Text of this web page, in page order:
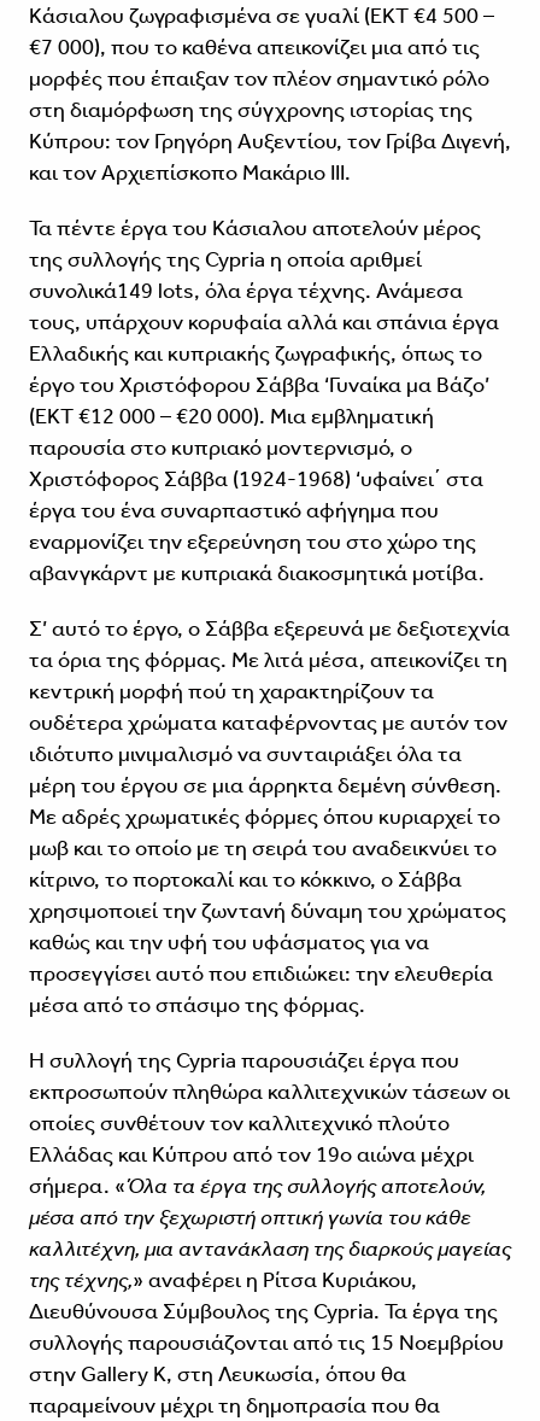
Κάσιαλου ζωγραφισμένα σε γυαλί (ΕΚΤ €4 500 –
€7 000), που το καθένα απεικονίζει μια από τις
μορφές που έπαιξαν τον πλέον σημαντικό ρόλο
στη διαμόρφωση της σύγχρονης ιστορίας της
Κύπρου: τον Γρηγόρη Αυξεντίου, τον Γρίβα Διγενή,
και τον Αρχιεπίσκοπο Μακάριο III.
Τα πέντε έργα του Κάσιαλου αποτελούν μέρος
της συλλογής της Cypria η οποία αριθμεί
συνολικά149 lots, όλα έργα τέχνης. Ανάμεσα
τους, υπάρχουν κορυφαία αλλά και σπάνια έργα
Ελλαδικής και κυπριακής ζωγραφικής, όπως το
έργο του Χριστόφορου Σάββα ‘Γυναίκα μα Βάζο’
(ΕΚΤ €12 000 – €20 000). Μια εμβληματική
παρουσία στο κυπριακό μοντερνισμό, ο
Χριστόφορος Σάββα (1924-1968) ‘υφαίνει΄ στα
έργα του ένα συναρπαστικό αφήγημα που
εναρμονίζει την εξερεύνηση του στο χώρο της
αβανγκάρντ με κυπριακά διακοσμητικά μοτίβα.
Σ’ αυτό το έργο, ο Σάββα εξερευνά με δεξιοτεχνία
τα όρια της φόρμας. Με λιτά μέσα, απεικονίζει τη
κεντρική μορφή πού τη χαρακτηρίζουν τα
ουδέτερα χρώματα καταφέρνοντας με αυτόν τον
ιδιότυπο μινιμαλισμό να συνταιριάξει όλα τα
μέρη του έργου σε μια άρρηκτα δεμένη σύνθεση.
Με αδρές χρωματικές φόρμες όπου κυριαρχεί το
μωβ και το οποίο με τη σειρά του αναδεικνύει το
κίτρινο, το πορτοκαλί και το κόκκινο, ο Σάββα
χρησιμοποιεί την ζωντανή δύναμη του χρώματος
καθώς και την υφή του υφάσματος για να
προσεγγίσει αυτό που επιδιώκει: την ελευθερία
μέσα από το σπάσιμο της φόρμας.
Η συλλογή της Cypria παρουσιάζει έργα που
εκπροσωπούν πληθώρα καλλιτεχνικών τάσεων οι
οποίες συνθέτουν τον καλλιτεχνικό πλούτο
Ελλάδας και Κύπρου από τον 19ο αιώνα μέχρι
σήμερα. «Όλα τα έργα της συλλογής αποτελούν,
μέσα από την ξεχωριστή οπτική γωνία του κάθε
καλλιτέχνη, μια αντανάκλαση της διαρκούς μαγείας
της τέχνης,» αναφέρει η Ρίτσα Κυριάκου,
Διευθύνουσα Σύμβουλος της Cypria. Τα έργα της
συλλογής παρουσιάζονται από τις 15 Νοεμβρίου
στην Gallery K, στη Λευκωσία, όπου θα
παραμείνουν μέχρι τη δημοπρασία που θα